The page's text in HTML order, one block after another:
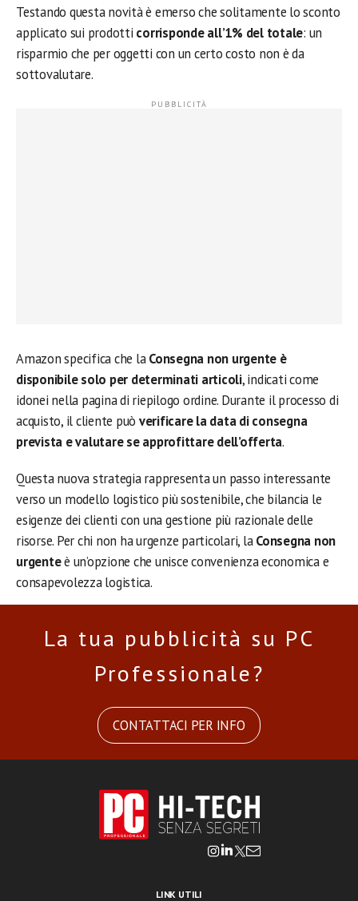
Testando questa novità è emerso che solitamente lo sconto
applicato sui prodotti corrisponde all’1% del totale: un
risparmio che per oggetti con un certo costo non è da
sottovalutare.
Amazon specifica che laConsegna non urgente è
disponibile solo per determinati articoli, indicati come
idonei nella pagina di riepilogo ordine. Durante il processo di
acquisto, il cliente può verificare la data di consegna
prevista e valutare se approfittare dell’offerta.
Questa nuova strategia rappresenta un passo interessante
verso un modello logistico più sostenibile, che bilancia le
esigenze dei clienti con una gestione più razionale delle
risorse. Per chi non ha urgenze particolari, laConsegna non
urgenteè un’opzione che unisce convenienza economica e
consapevolezza logistica.
La tua pubblicità su PC
Professionale?
CONTATTACI PER INFO
LINK UTILI